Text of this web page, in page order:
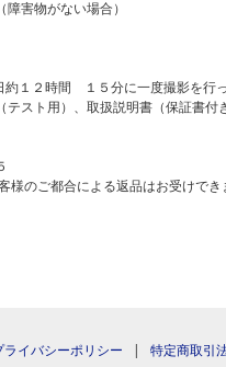
害物がない場合）
１２時間 １５分に一度撮影を行
スト用）、取扱説明書（保証書付
のご都合による返品はお受けでき
ライバシーポリシー | 特定商取引